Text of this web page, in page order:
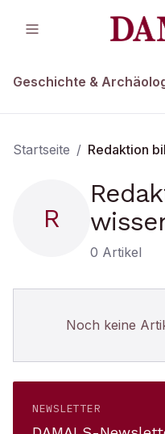
Geschichte &
Startseite / Redaktion
R
0 Artikel
Noch keine
NEWSLETTER